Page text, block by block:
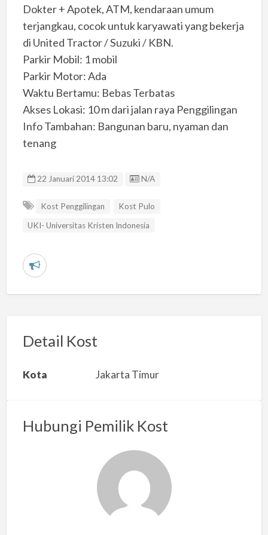
Dokter + Apotek, ATM, kendaraan umum
terjangkau, cocok untuk karyawati yang bekerja
di United Tractor / Suzuki / KBN.
Parkir Mobil: 1 mobil
Parkir Motor: Ada
Waktu Bertamu: Bebas Terbatas
Akses Lokasi: 10 m dari jalan raya Penggilingan
Info Tambahan: Bangunan baru, nyaman dan
tenang
22 Januari 2014 13:02 Listing ID
N/A
Kost Penggilingan
Kost Pulo
UKI- Universitas Kristen Indonesia
L
r
a
s
Detail Kost
Kota Jakarta Timur
Hubungi Pemilik Kost